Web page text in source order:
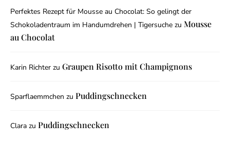
Perfektes Rezept für Mousse au Chocolat: So gelingt der
Schokoladentraum im Handumdrehen | Tigersuche zu Mousse
au Chocolat
Karin Richter zu Graupen Risotto mit Champignons
Sparflaemmchen zu Puddingschnecken
Clara zu Puddingschnecken